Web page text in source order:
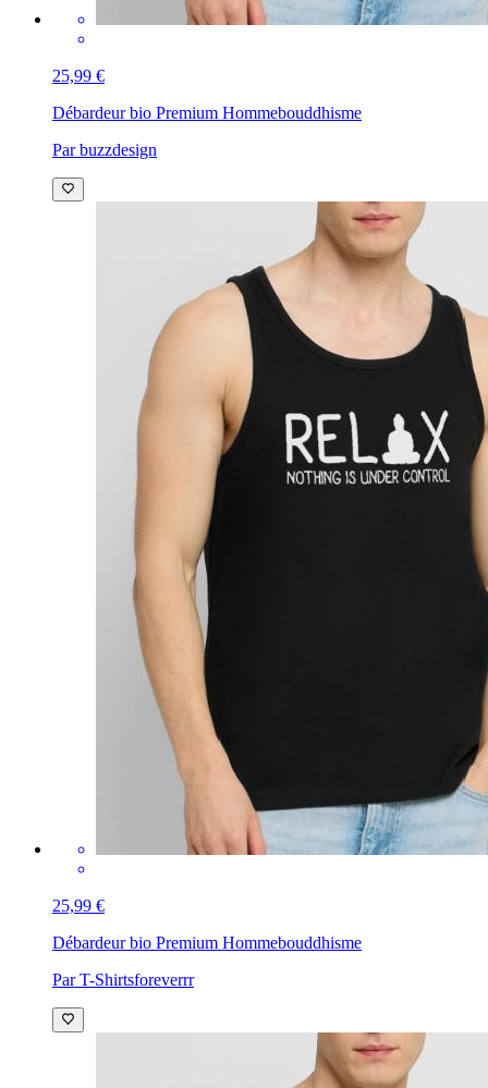
25,99 €
Débardeur bio Premium Hommebouddhisme
Par buzzdesign
25,99 €
Débardeur bio Premium Hommebouddhisme
Par T-Shirtsforeverrr